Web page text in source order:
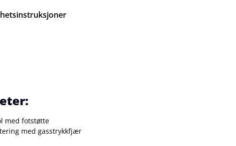
med fotstøtte
med gasstrykkfjær